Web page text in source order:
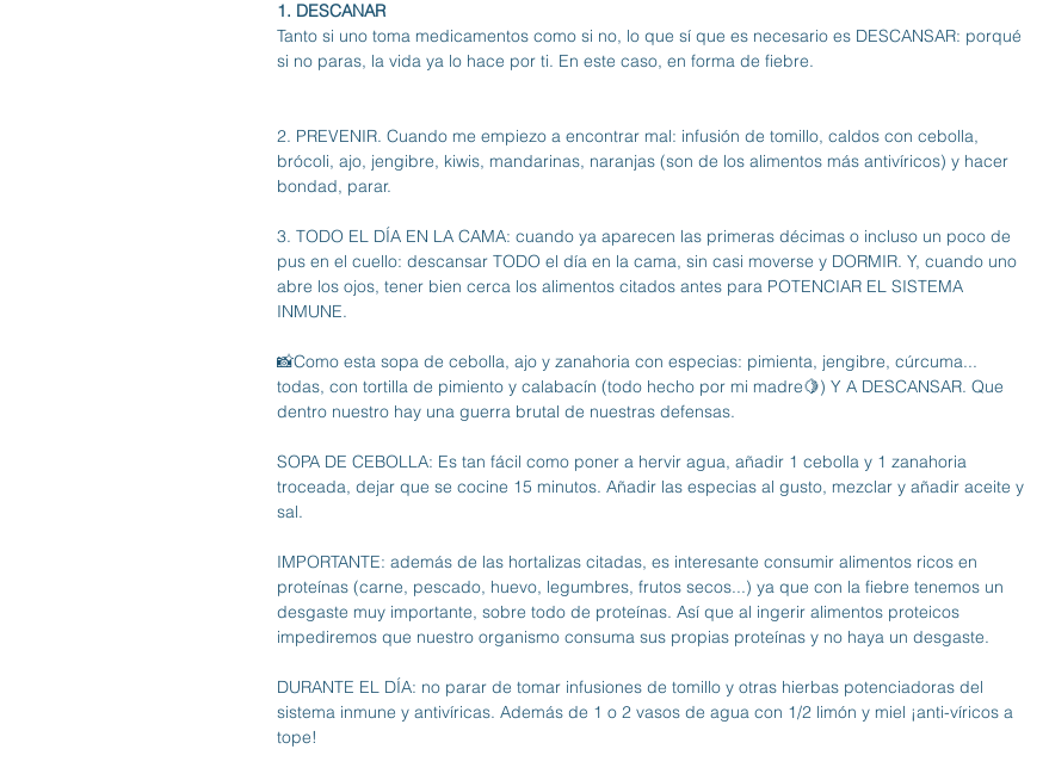
1. DESCANAR
Tanto si uno toma medicamentos como si no, lo que sí que es necesario es DESCANSAR: porqué
si no paras, la vida ya lo hace por ti. En este caso, en forma de fiebre.
2. PREVENIR. Cuando me empiezo a encontrar mal: infusión de tomillo, caldos con cebolla,
brócoli, ajo, jengibre, kiwis, mandarinas, naranjas (son de los alimentos más antivíricos) y hacer
bondad, parar.
3. TODO EL DÍA EN LA CAMA: cuando ya aparecen las primeras décimas o incluso un poco de
pus en el cuello: descansar TODO el día en la cama, sin casi moverse y DORMIR. Y, cuando uno
abre los ojos, tener bien cerca los alimentos citados antes para POTENCIAR EL SISTEMA
INMUNE.
📸Como esta sopa de cebolla, ajo y zanahoria con especias: pimienta, jengibre, cúrcuma...
todas, con tortilla de pimiento y calabacín (todo hecho por mi madre🍋) Y A DESCANSAR. Que
dentro nuestro hay una guerra brutal de nuestras defensas.
SOPA DE CEBOLLA: Es tan fácil como poner a hervir agua, añadir 1 cebolla y 1 zanahoria
troceada, dejar que se cocine 15 minutos. Añadir las especias al gusto, mezclar y añadir aceite y
sal.
IMPORTANTE: además de las hortalizas citadas, es interesante consumir alimentos ricos en
proteínas (carne, pescado, huevo, legumbres, frutos secos...) ya que con la fiebre tenemos un
desgaste muy importante, sobre todo de proteínas. Así que al ingerir alimentos proteicos
impediremos que nuestro organismo consuma sus propias proteínas y no haya un desgaste.
DURANTE EL DÍA: no parar de tomar infusiones de tomillo y otras hierbas potenciadoras del
sistema inmune y antivíricas. Además de 1 o 2 vasos de agua con 1/2 limón y miel ¡anti-víricos a
tope!